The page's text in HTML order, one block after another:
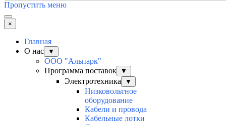
Пропустить меню
×
Главная
О нас
▼
ООО "Альпарк"
Программа поставок
▼
Электротехника ▼
Низковольтное
оборудование
Кабели и провода
Кабельные лотки